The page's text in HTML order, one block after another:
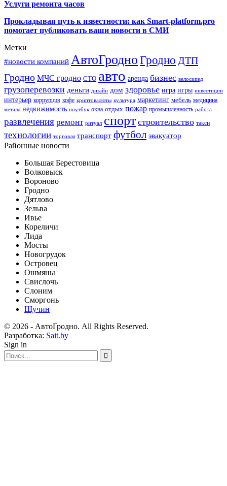
Услуги ремонта часов
Прокладывая путь к известности: как Smart-platform.pro
помогает публиковать ваши новости в СМИ
Метки
#новости компаний АвтоГродноГродно ДТП
Гродно МЧС гродно СТО авто аренда бизнес велосипед
грузоперевозки деньги дизайн дом здоровье игра игры инвестиции
интерьер коррупция кофе криптовалюты культура маркетинг мебель медицина
металл недвижимость ноутбук окна отдых пожар промышленность работа
развлечения ремонт ритуал спорт строительство такси
технологии торговля транспорт футбол эвакуатор
Районные новости
Большая Берестовица
Волковыск
Вороново
Гродно
Дятлово
Зельва
Ивье
Кореличи
Лида
Мосты
Новогрудок
Островец
Ошмяны
Свислочь
Слоним
Сморгонь
Щучин
© 2026 - АвтоГродно. All Rights Reserved.
Разработка: Sait.by
Sign in